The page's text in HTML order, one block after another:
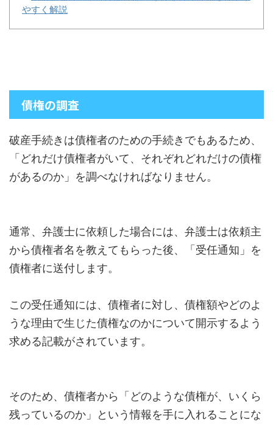
やすく解説
債権の調査
破産手続きは債権者のための手続きでもあるため、
「どれだけ債権者がいて、それぞれどれだけの債権
があるのか」を調べなければなりません。
通常、弁護士に依頼した場合には、弁護士は依頼主
から債権者名を教えてもらった後、「受任通知」を
債権者に送付します。
この受任通知には、債権者に対し、債権額やどのよ
うな理由で生じた債権なのかについて開示するよう
求める記載がされています。
そのため、債権者から「どのような債権が、いくら
残っているのか」という情報を手に入れることにな